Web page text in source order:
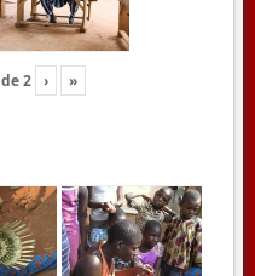
de2 › »